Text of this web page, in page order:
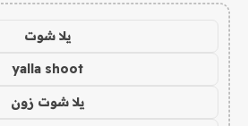
يلا شوت
yalla shoot
يلا شوت زون